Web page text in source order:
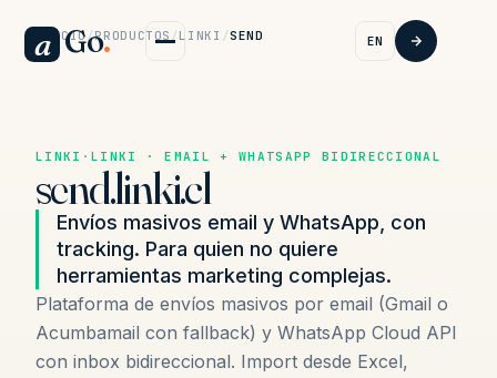
a Go. EN
INICIO /PRODUCTOS / LINKI /SEND
LINKI · LINKI · EMAIL + WHATSAPP BIDIRECCIONAL
send.linki.cl
Envíos masivos email y WhatsApp, con
tracking. Para quien no quiere
herramientas marketing complejas.
Plataforma de envíos masivos por email (Gmail o
Acumbamail con fallback) y WhatsApp Cloud API
con inbox bidireccional. Import desde Excel,